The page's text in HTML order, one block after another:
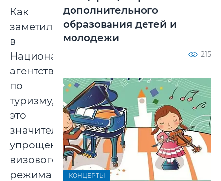
Как
заметили
в
Национальном
агентстве
по
туризму,
это
значительное
упрощение
визового
режима
дополнительного
образования детей и
молодежи
215
КОНЦЕРТЫ